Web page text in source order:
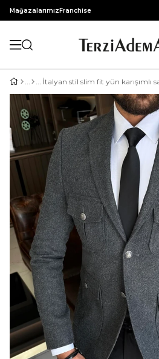
MağazalarımızFranchise
İtalyan stil slim fit yün karışımlı